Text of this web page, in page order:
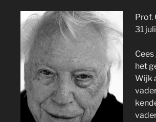
Prof.
31
het
Wijk